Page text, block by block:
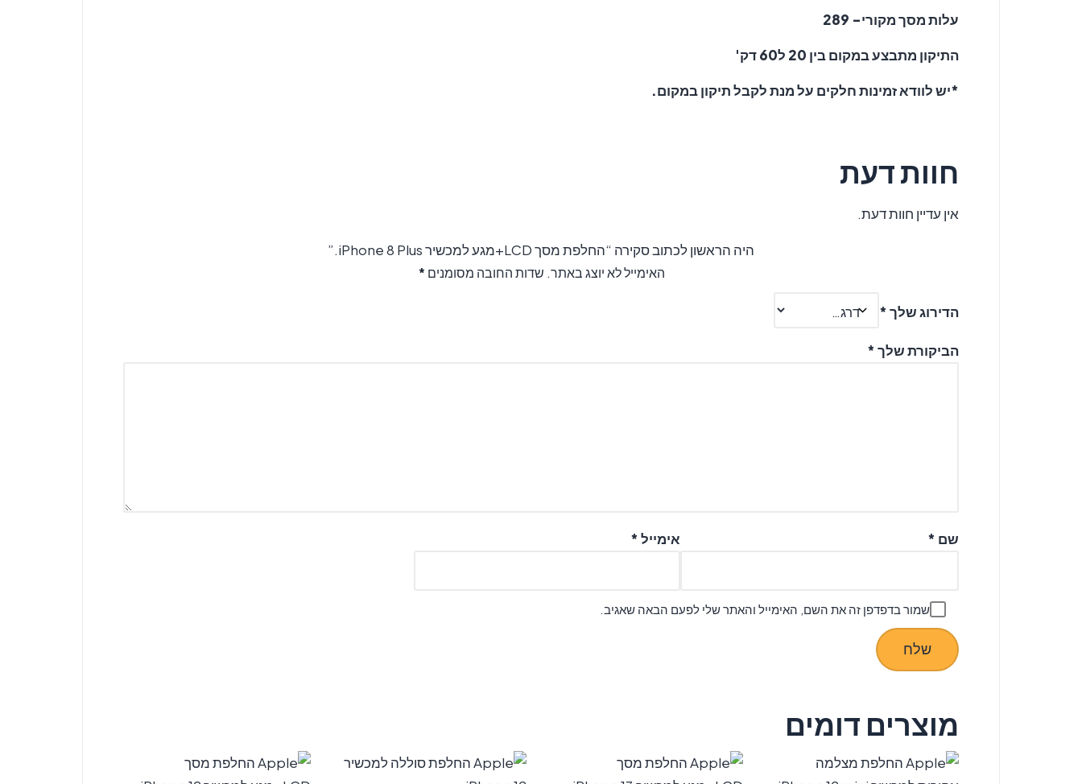
עלות מסך מקורי- 289
התיקון מתבצע במקום בין 20 ל60 דק'
*יש לוודא זמינות חלקים על מנת לקבל תיקון במקום.
חוות דעת
אין עדיין חוות דעת.
היה הראשון לכתוב סקירה “החלפת מסך LCD+מגע למכשיר iPhone 8 Plus.”
האימייל לא יוצג באתר. שדות החובה מסומנים *
הדירוג שלך*
הביקורת שלך*
שם * אימייל*
שמור בדפדפן זה את השם, האימייל והאתר שלי לפעם הבאה שאגיב.
מוצרים דומים